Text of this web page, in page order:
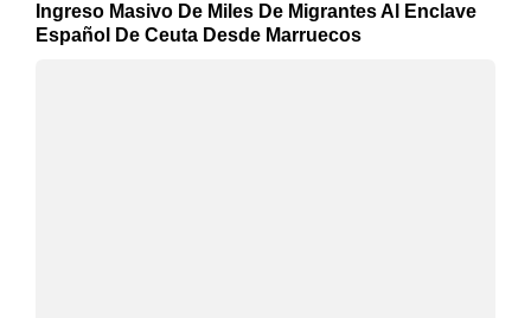
Ingreso Masivo De Miles De Migrantes Al Enclave
Español De Ceuta Desde Marruecos